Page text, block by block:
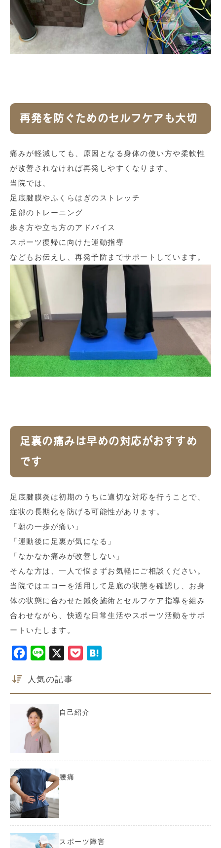
再発を防ぐためのセルフケアも大切
痛みが軽減しても、原因となる身体の使い方や柔軟性
が改善されなければ再発しやすくなります。
当院では、
足底腱膜やふくらはぎのストレッチ
足部のトレーニング
歩き方や立ち方のアドバイス
スポーツ復帰に向けた運動指導
などもお伝えし、再発予防までサポートしています。
足裏の痛みは早めの対応がおすすめ
です
足底腱膜炎は初期のうちに適切な対応を行うことで、
症状の長期化を防げる可能性があります。
「朝の一歩が痛い」
「運動後に足裏が気になる」
「なかなか痛みが改善しない」
そんな方は、一人で悩まずお気軽にご相談ください。
当院ではエコーを活用して足底の状態を確認し、お身
体の状態に合わせた鍼灸施術とセルフケア指導を組み
合わせながら、快適な日常生活やスポーツ活動をサポ
ートいたします。
c
b
o
n
X
e
人気の記事
自己紹介
腰痛
スポーツ障害